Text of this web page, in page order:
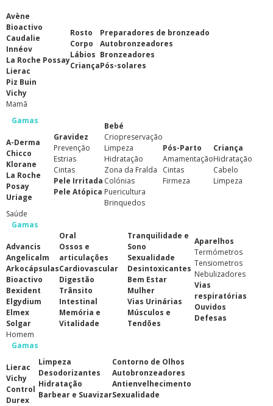
Avène
Bioactivo
Caudalie
Innéov
La Roche Possay
Lierac
Piz Buin
Vichy
Rosto
Corpo
Lábios
Criança
Preparadores de bronzeado
Autobronzeadores
Bronzeadores
Pós-solares
Mamã
Gamas
A-Derma
Chicco
Klorane
La Roche
Posay
Uriage
Gravidez
Prevenção
Estrias
Cintas
Pele Irritada
Pele Atópica
Bebé
Criopreservação
Limpeza
Hidratação
Zona da Fralda
Colónias
Puericultura
Brinquedos
Pós-Parto
Amamentação
Cintas
Firmeza
Criança
Hidratação
Cabelo
Limpeza
Saúde
Gamas
Advancis
Angelicalm
Arkocápsulas
Bioactivo
Bexident
Elgydium
Elmex
Solgar
Oral
Ossos e
articulações
Cardiovascular
Digestão
Trânsito
Intestinal
Memória e
Vitalidade
Tranquilidade e
Sono
Sexualidade
Desintoxicantes
Bem Estar
Mulher
Vias Urinárias
Músculos e
Tendões
Aparelhos
Termómetros
Tensiometros
Nebulizadores
Vias
respiratórias
Ouvidos
Defesas
Homem
Gamas
Lierac
Vichy
Control
Durex
Limpeza
Desodorizantes
Hidratação
Barbear e Suavizar
Contorno de Olhos
Autobronzeadores
Antienvelhecimento
Sexualidade